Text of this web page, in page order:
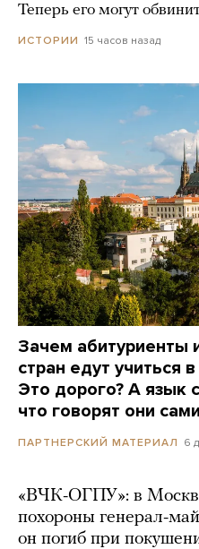
Теперь его могут
ИСТОРИИ 15 часов назад
Зачем абитуриенты
стран едут учиться
Это дорого? А язык
что говорят они сами
ПАРТНЕРСКИЙ МАТЕРИАЛ 6
«ВЧК-ОГПУ»: в
похороны генерал-
он погиб при